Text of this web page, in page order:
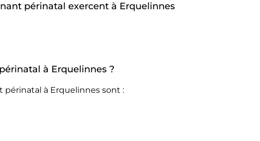
périnatal exercent à Erquelinnes
à Erquelinnes ?
à Erquelinnes sont :